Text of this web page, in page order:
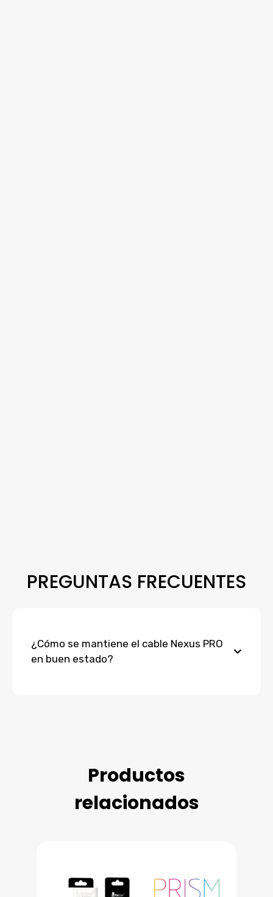
PREGUNTAS FRECUENTES
¿Cómo se mantiene el cable Nexus PRO
en buen estado?
Productos
relacionados